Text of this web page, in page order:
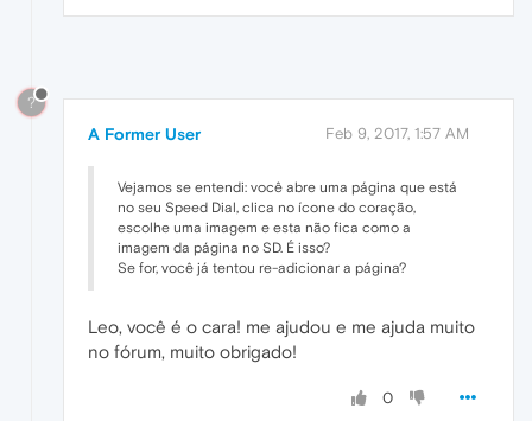
?
A Former User Feb 9, 2017, 1:57 AM
Vejamos se entendi: você abre uma página que está
no seu Speed Dial, clica no ícone do coração,
escolhe uma imagem e esta não fica como a
imagem da página no SD. É isso?
Se for, você já tentou re-adicionar a página?
Leo, você é o cara! me ajudou e me ajuda muito
no fórum, muito obrigado!
0